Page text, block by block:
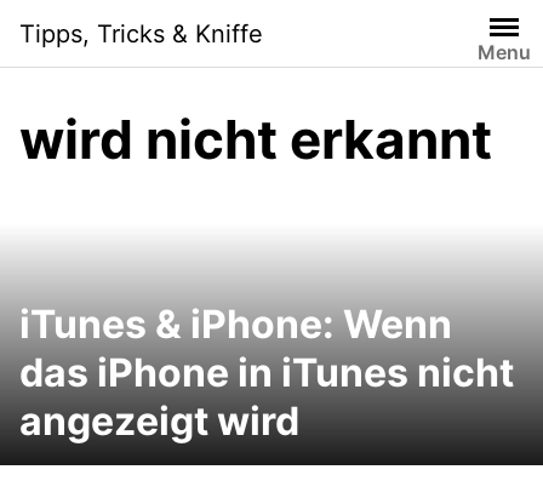
content
Tipps, Tricks & Kniffe
Menu
wird nicht erkannt
iTunes & iPhone: Wenn
das iPhone in iTunes nicht
angezeigt wird